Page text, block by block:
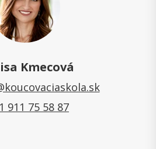
Kmecová
911 75 58 87